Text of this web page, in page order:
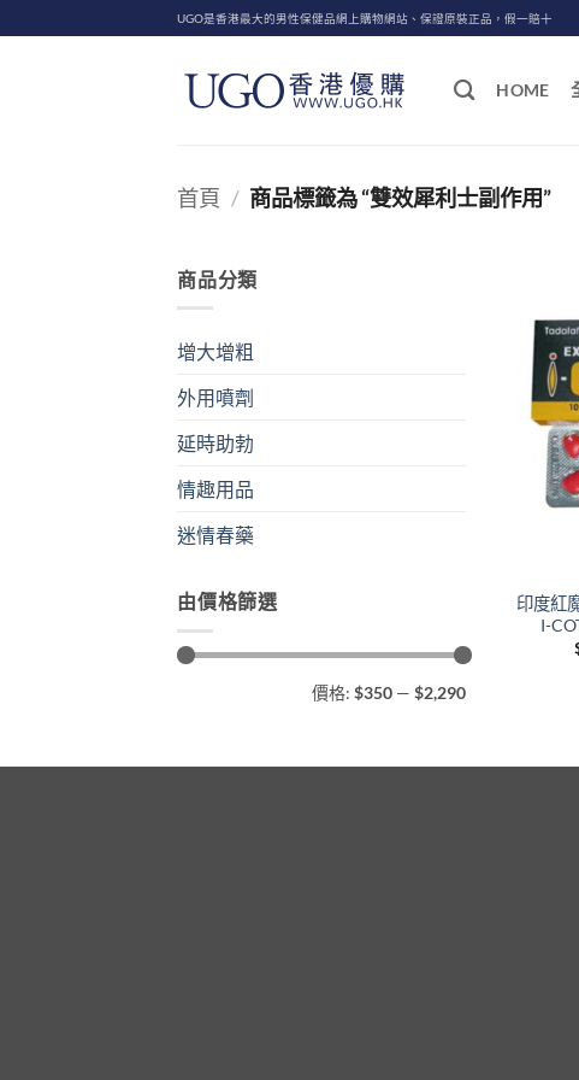
to
UGO是香港最大的男性保健品網上購物網站、保證原裝正品，假一賠十
HOME
首頁 / 商品標籤為 “雙效犀利士副作用”
商品分類
增大增粗
外用噴劑
延時助勃
情趣用品
迷情春藥
由價格篩選
價格: $350 — $2,290
印度紅
I-